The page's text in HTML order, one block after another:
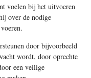
voelen bij het uitvoeren
over de nodige
door bijvoorbeeld
wordt, door oprechte
een ­veilige